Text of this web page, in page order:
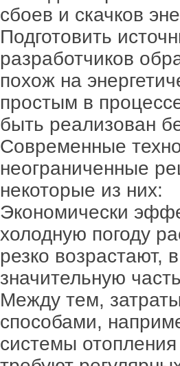
сбоев и скачков
Подготовить
разработчиков
похож на
простым в
быть реализован
Современные
неограниченные
некоторые из них:
Экономически
холодную погоду
резко возрастают,
значительную
Между тем,
способами,
системы